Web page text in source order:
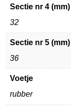
Sectie nr 4 (mm)
32
Sectie nr 5 (mm)
36
Voetje
rubber